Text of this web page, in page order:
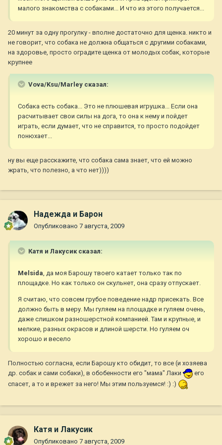
малого знакомства с собаками... И что из этого получается...
20 минут за одну прогулку - вполне достаточно для щенка. никто и
не говорит, что собака не должна общаться с другими собаками,
на здоровье, просто оградите щенка от молодых собак, которые
крупнее
Vova/Ksu/Marley сказал:
Собака есть собака... Это не плюшевая игрушка... Если она
расчитывает свои силы на дога, то она к нему и пойдет
играть, если думает, что не справится, то просто подойдет
понюхает...
ну вы еще расскажите, что собака сама знает, что ей можно
жрать, что полезно, а что нет))))
Надежда и Барон
Опубликовано 7 августа, 2009
Катя и Лакусик сказал:
Melsida, да моя Барошу твоего катает только так по
площадке. Но как только он скульнет, она сразу отпускает.
Я считаю, что совсем грубое поведение надр присекать. Все
должно быть в меру. Мы гуляем на площадке и гуляем очень,
даже слишком разношерстной компанией. Там и крупные, и
мелкие, разных окрасов и длиной шерсти. Но гуляем оч
хорошо и весело
Полностью согласна, если Барошу кто обидит, то все (и хозяева
др. собак и сами собаки), в обобенности его "мама" Лаки
его
спасет, а то и врежет за него! Мы этим пользуемся! :) :)
Катя и Лакусик
Опубликовано 7 августа, 2009